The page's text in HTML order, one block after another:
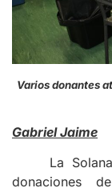
Varios
Gabriel Jaime
La
donaciones